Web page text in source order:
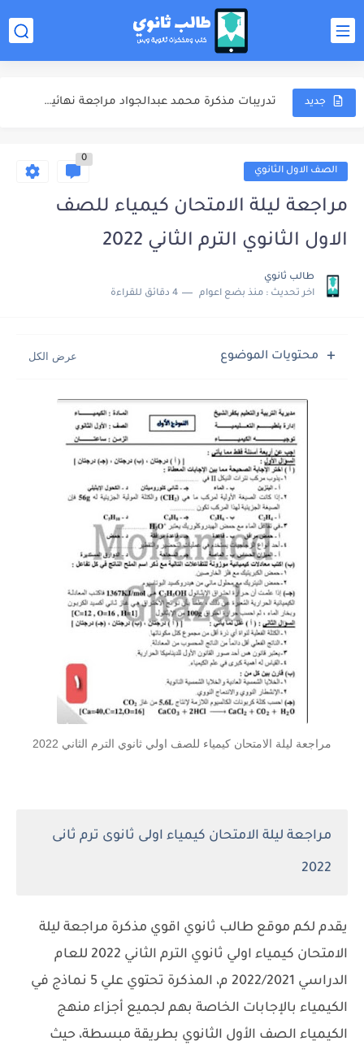
جديد اجابات مذكرة محمد عبدالجواد مراجعة نهائية كيمياء للصف الثالث الثانوي...
الصف الاول الثانوي
0
مراجعة ليلة الامتحان كيمياء للصف
الاول الثانوي الترم الثاني 2022
طالب ثانوي
اخر تحديث : منذ بضع اعوام 4 دقائق للقراءة
محتويات الموضوع
مراجعة ليلة الامتحان كيمياء للصف اولي ثانوي الترم الثاني 2022
مراجعة ليلة الامتحان كيمياء اولى ثانوى ترم ثانى
2022
يقدم لكم موقع طالب ثانوي اقوي مذكرة مراجعة ليلة
الامتحان كيمياء اولي ثانوي الترم الثاني 2022 للعام
الدراسي 2022/2021 م، المذكرة تحتوي علي 5 نماذج في
الكيمياء بالإجابات الخاصة بهم لجميع أجزاء منهج
الكيمياء الصف الأول الثانوي بطريقة مبسطة، حيث